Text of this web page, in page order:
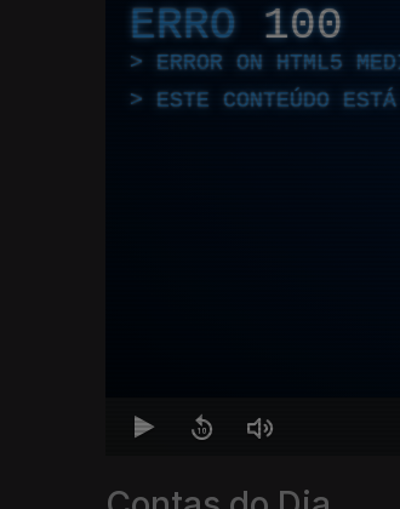
ERRO 100
ERROR ON HTML5
ESTE CONTEÚDO